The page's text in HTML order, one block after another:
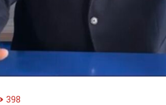
398